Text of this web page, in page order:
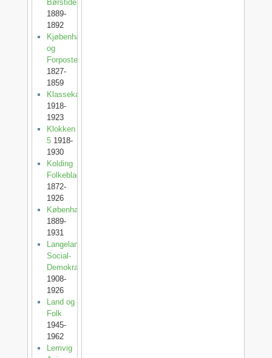
Børstidende
1889-
1892
Kjøbenhavnsposten
og
Forposten
1827-
1859
Klassekampen
1918-
1923
Klokken
51918-
1930
Kolding
Folkeblad
1872-
1926
København
1889-
1931
Langelands
Social-
Demokrat
1908-
1926
Land og
Folk
1945-
1962
Lemvig